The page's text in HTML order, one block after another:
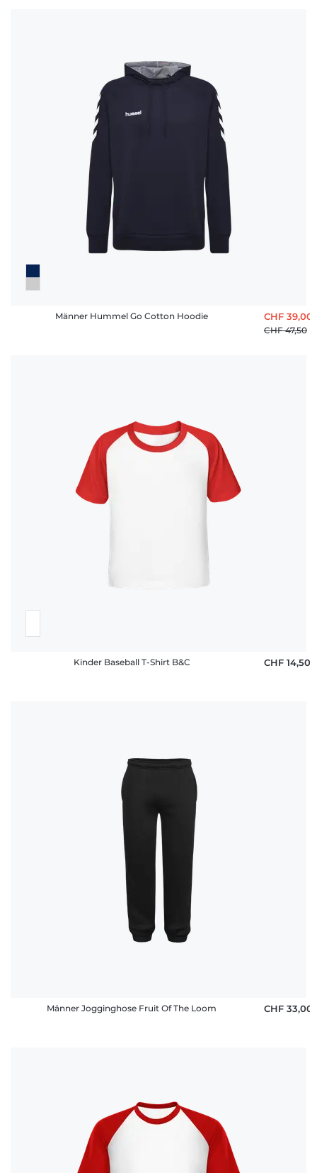
Männer Hummel Go Cotton Hoodie CHF 39,00
CHF 47,50
Kinder Baseball T-Shirt B&C CHF 14,50
Männer Jogginghose Fruit Of The Loom CHF 33,00